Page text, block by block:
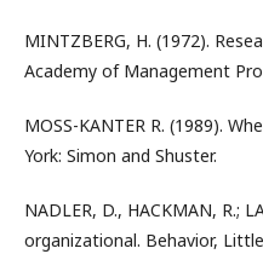
MINTZBERG, H. (1972).
Academy of Management
MOSS-KANTER R. (1989).
York: Simon and Shuster.
NADLER, D., HACKMAN, R.;
organizational. Behavior,